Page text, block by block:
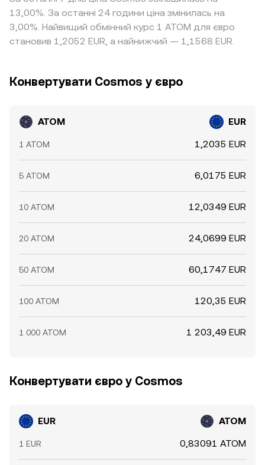
13,00%. За останні 24 години ціна змінилась на
3,00%. Найвищий обмінний курс 1 ATOM для євро
становив 1,2052 EUR, а найнижчий — 1,1568 EUR.
Конвертувати Cosmos у євро
ATOM EUR
1 ATOM 1,2035 EUR
5 ATOM 6,0175 EUR
10 ATOM 12,0349 EUR
20 ATOM 24,0699 EUR
50 ATOM 60,1747 EUR
100 ATOM 120,35 EUR
1 000 ATOM 1 203,49 EUR
Конвертувати євро у Cosmos
EUR ATOM
1 EUR 0,83091 ATOM